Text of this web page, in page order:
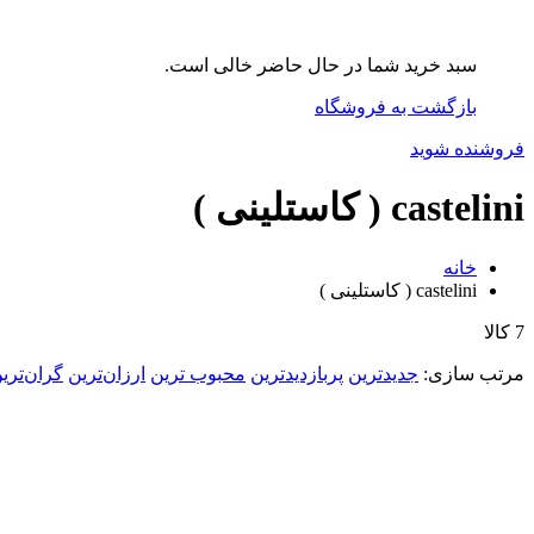
سبد خرید شما در حال حاضر خالی است.
بازگشت به فروشگاه
فروشنده شوید
castelini ( کاستلینی )
خانه
castelini ( کاستلینی )
7 کالا
مرتب‌ سازی: جدیدترین پربازدیدترین محبوب ترین ارزان‌ترین